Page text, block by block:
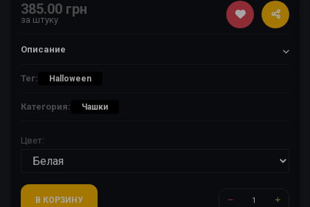
385.00 грн
за штуку
Описание
Тег: Halloween
Категория: Чашки
Цвет:
В КОРЗИНУ